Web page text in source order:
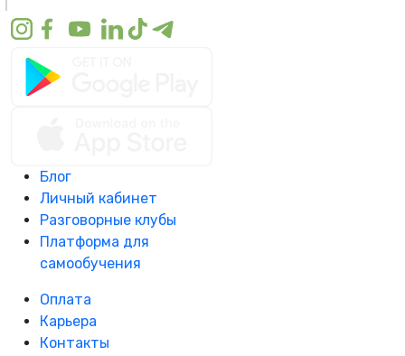
Блог
Личный кабинет
Разговорные клубы
Платформа для
самообучения
Оплата
Карьера
Контакты